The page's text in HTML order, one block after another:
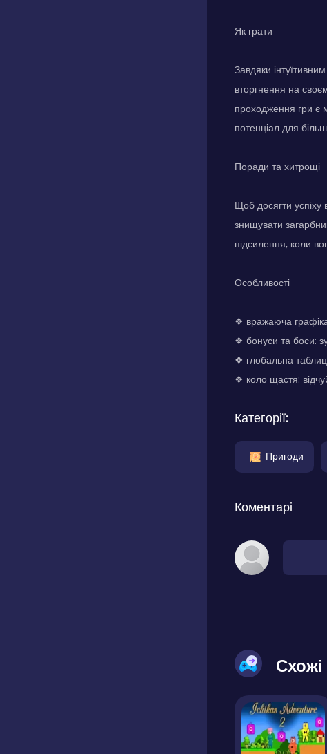
Як грати
Завдяки
вторгнення на
проходження гри є
потенціал для
Поради та хитрощі
Щоб досягти
знищувати
підсилення, коли
Особливості
❖ вражаюча
❖ бонуси та боси:
❖ глобальна
❖ коло щастя:
Категорії:
Пригоди
Коментарі
Схожі